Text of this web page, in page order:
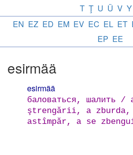
T Ţ U Ü V Y
EN EZ ED EM EV EC EL ET
EP EE
esirmää
esirmää
баловаться, шалить /
ştrengării, a zburda,
astîmpăr, a se